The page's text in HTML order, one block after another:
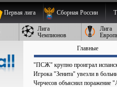
Первая лига Сборная России
Лига
Чемпионов
Лига
Главные
"ПСЖ" крупно проиграл
Игрока "Зенита" увезли в
Черчесов объяснил поражение